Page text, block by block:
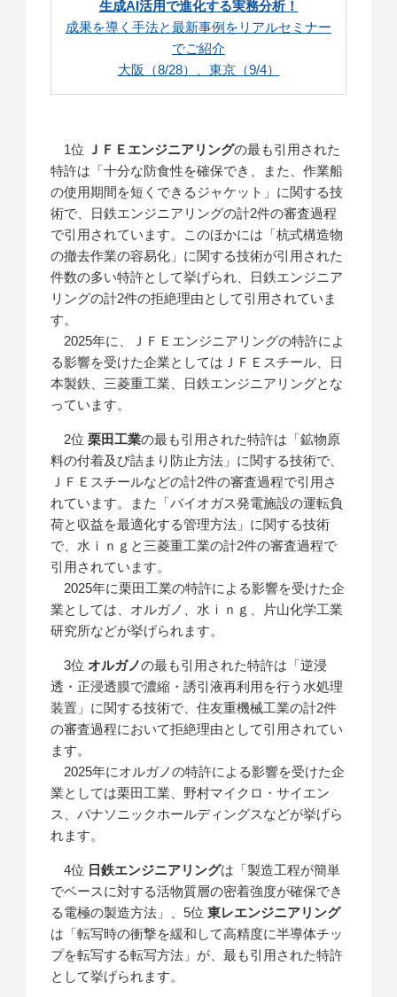
生成AI活用で進化する実務分析！
成果を導く手法と最新事例をリアルセミナー
でご紹介
大阪（8/28）、東京（9/4）
1位 ＪＦＥエンジニアリングの最も引用された
特許は「十分な防食性を確保でき、また、作業船
の使用期間を短くできるジャケット」に関する技
術で、日鉄エンジニアリングの計2件の審査過程
で引用されています。このほかには「杭式構造物
の撤去作業の容易化」に関する技術が引用された
件数の多い特許として挙げられ、日鉄エンジニア
リングの計2件の拒絶理由として引用されていま
す。
2025年に、ＪＦＥエンジニアリングの特許によ
る影響を受けた企業としてはＪＦＥスチール、日
本製鉄、三菱重工業、日鉄エンジニアリングとな
っています。
2位栗田工業の最も引用された特許は「鉱物原
料の付着及び詰まり防止方法」に関する技術で、
ＪＦＥスチールなどの計2件の審査過程で引用さ
れています。また「バイオガス発電施設の運転負
荷と収益を最適化する管理方法」に関する技術
で、水ｉｎｇと三菱重工業の計2件の審査過程で
引用されています。
2025年に栗田工業の特許による影響を受けた企
業としては、オルガノ、水ｉｎｇ、片山化学工業
研究所などが挙げられます。
3位オルガノの最も引用された特許は「逆浸
透・正浸透膜で濃縮・誘引液再利用を行う水処理
装置」に関する技術で、住友重機械工業の計2件
の審査過程において拒絶理由として引用されてい
ます。
2025年にオルガノの特許による影響を受けた企
業としては栗田工業、野村マイクロ・サイエン
ス、パナソニックホールディングスなどが挙げら
れます。
4位 日鉄エンジニアリングは「製造工程が簡単
でベースに対する活物質層の密着強度が確保でき
る電極の製造方法」、5位東レエンジニアリング
は「転写時の衝撃を緩和して高精度に半導体チッ
プを転写する転写方法」が、最も引用された特許
として挙げられます。